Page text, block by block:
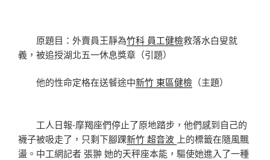
原題目：外賣員王靜為竹科 員工健檢救落水白叟就
義，被追授湖北五一休息獎章（引題）
他的性命定格在送餐途中新竹 東區健檢 （主題）
工人日報-摩羯座們停止了原地踏步，他們感到自己的
襪子被吸走了，只剩下腳踝新竹 超音波 上的標籤在隨風飄
盪。中工網記者 張翀 她的天秤座本能，驅使她進入了一種